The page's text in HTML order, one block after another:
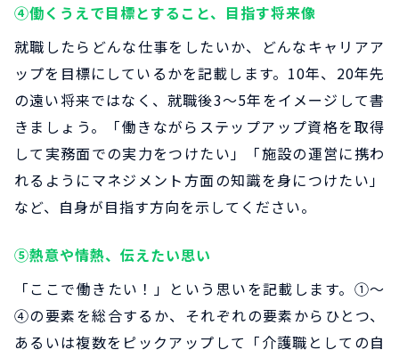
④働くうえで目標とすること、目指す将来像
就職したらどんな仕事をしたいか、どんなキャリアア
ップを目標にしているかを記載します。10年、20年先
の遠い将来ではなく、就職後3～5年をイメージして書
きましょう。「働きながらステップアップ資格を取得
して実務面での実力をつけたい」「施設の運営に携わ
れるようにマネジメント方面の知識を身につけたい」
など、自身が目指す方向を示してください。
⑤熱意や情熱、伝えたい思い
「ここで働きたい！」という思いを記載します。①～
④の要素を総合するか、それぞれの要素からひとつ、
あるいは複数をピックアップして「介護職としての自